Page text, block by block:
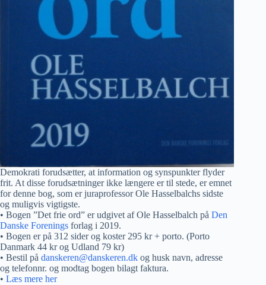
Demokrati forudsætter, at information og synspunkter flyder
frit. At disse forudsætninger ikke længere er til stede, er emnet
for denne bog, som er juraprofessor Ole Hasselbalchs sidste
og muligvis vigtigste.
• Bogen ”Det frie ord” er udgivet af Ole Hasselbalch på Den
Danske Forenings forlag i 2019.
• Bogen er på 312 sider og koster 295 kr + porto. (Porto
Danmark 44 kr og Udland 79 kr)
• Bestil på danskeren@danskeren.dk og husk navn, adresse
og telefonnr. og modtag bogen bilagt faktura.
• Læs mere her